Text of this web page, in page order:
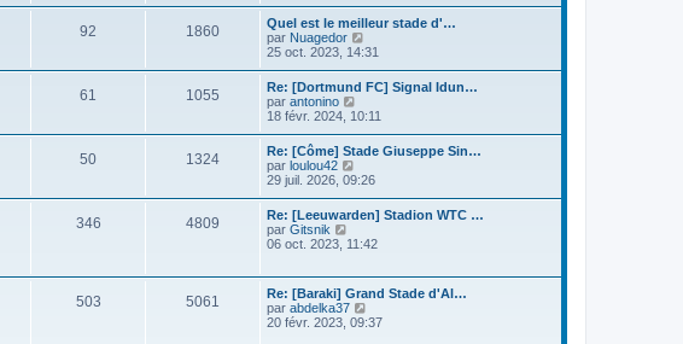
e
d
e
r
n
i
e
r
m
e
s
s
a
g
e
u
l
t
e
r
l
d
e
r
n
i
e
r
m
s
a
g
e
92 1860
Quel est le meilleur stade d'…
par Nuagedor
o
s
u
t
e
r
e
d
e
r
n
i
r
m
e
s
25 oct. 2023, 14:31
61 1055
Re: [Dortmund FC] Signal Idun…
par antonino
o
u
t
e
r
e
e
r
n
i
e
18 févr. 2024, 10:11
50 1324
Re: [Côme] Stade Giuseppe Sin…
par loulou42
o
s
u
l
t
r
l
e
d
29 juil. 2026, 09:26
346 4809
Re: [Leeuwarden] Stadion WTC …
par Gitsnik
o
u
l
t
e
06 oct. 2023, 11:42
503 5061
Re: [Baraki] Grand Stade d'Al…
par abdelka37
o
20 févr. 2023, 09:37